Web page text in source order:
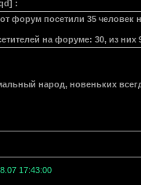
:
форум посетили 35 человек
на форуме: 30, из них
народ, новеньких
17:43:00